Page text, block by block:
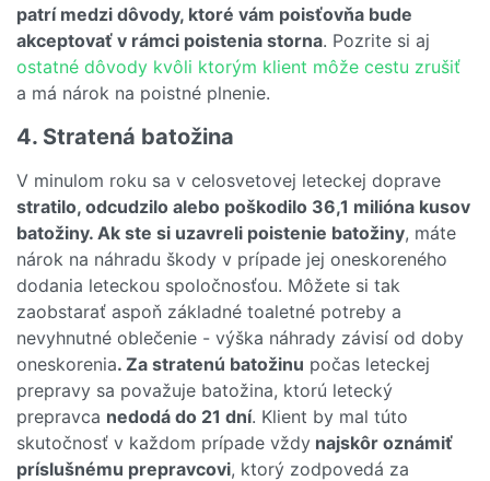
patrí medzi dôvody, ktoré vám poisťovňa bude
akceptovať v rámci poistenia storna. Pozrite si aj
ostatné dôvody kvôli ktorým klient môže cestu zrušiť
a má nárok na poistné plnenie.
4. Stratená batožina
V minulom roku sa v celosvetovej leteckej doprave
stratilo, odcudzilo alebo poškodilo 36,1 milióna kusov
batožiny. Ak ste si uzavreli poistenie batožiny, máte
nárok na náhradu škody v prípade jej oneskoreného
dodania leteckou spoločnosťou. Môžete si tak
zaobstarať aspoň základné toaletné potreby a
nevyhnutné oblečenie - výška náhrady závisí od doby
oneskorenia. Za stratenú batožinu počas leteckej
prepravy sa považuje batožina, ktorú letecký
prepravca nedodá do 21 dní. Klient by mal túto
skutočnosť v každom prípade vždy najskôr oznámiť
príslušnému prepravcovi, ktorý zodpovedá za